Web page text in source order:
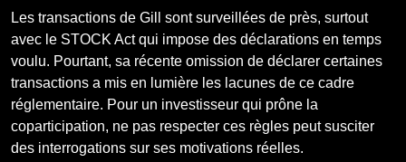
Les transactions de Gill sont surveillées de près, surtout
avec le STOCK Act qui impose des déclarations en temps
voulu. Pourtant, sa récente omission de déclarer certaines
transactions a mis en lumière les lacunes de ce cadre
réglementaire. Pour un investisseur qui prône la
coparticipation, ne pas respecter ces règles peut susciter
des interrogations sur ses motivations réelles.